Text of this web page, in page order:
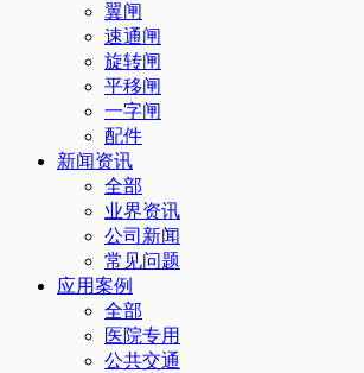
翼闸
速通闸
旋转闸
平移闸
一字闸
配件
新闻资讯
全部
业界资讯
公司新闻
常见问题
应用案例
全部
医院专用
公共交通